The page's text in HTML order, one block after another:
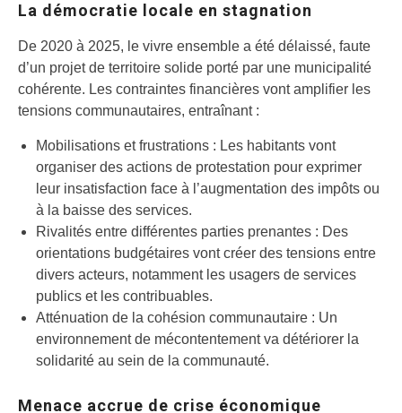
La démocratie locale en stagnation
De 2020 à 2025, le vivre ensemble a été délaissé, faute
d’un projet de territoire solide porté par une municipalité
cohérente. Les contraintes financières vont amplifier les
tensions communautaires, entraînant :
Mobilisations et frustrations : Les habitants vont
organiser des actions de protestation pour exprimer
leur insatisfaction face à l’augmentation des impôts ou
à la baisse des services.
Rivalités entre différentes parties prenantes : Des
orientations budgétaires vont créer des tensions entre
divers acteurs, notamment les usagers de services
publics et les contribuables.
Atténuation de la cohésion communautaire : Un
environnement de mécontentement va détériorer la
solidarité au sein de la communauté.
Menace accrue de crise économique